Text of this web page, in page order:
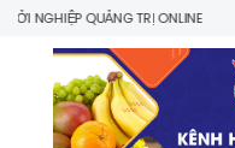
NGHIỆP QUẢNG TRỊ ONLINE